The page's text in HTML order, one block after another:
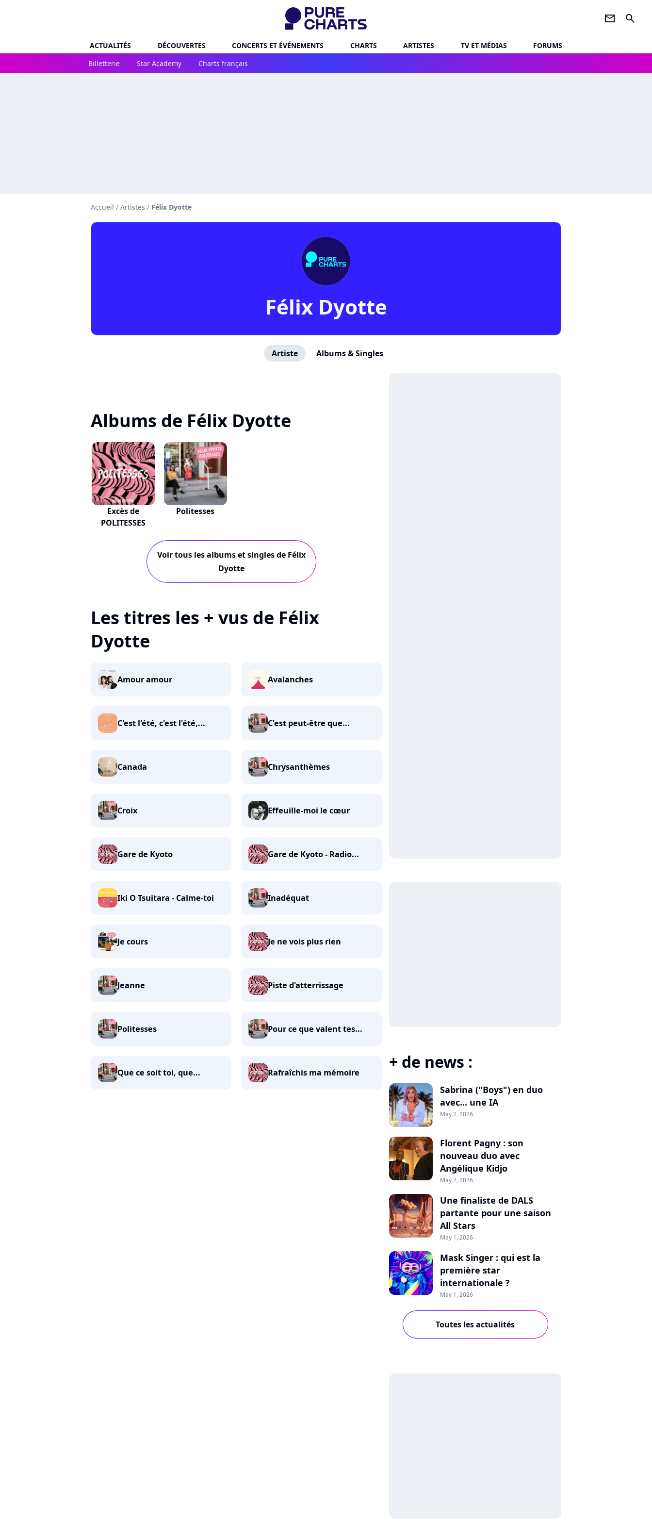
newsletter search
ACTUALITÉS DÉCOUVERTES CONCERTS ET ÉVÉNEMENTS CHARTS ARTISTES TV ET MÉDIAS
FORUMS
Billetterie
Star Academy Charts français
Accueil / Artistes / Félix Dyotte
Félix Dyotte
Artiste Albums & Singles
Albums de Félix Dyotte
Excès de
POLITESSES
Politesses
Voir tous les albums et singles de Félix
Dyotte
Les titres les + vus de Félix
Dyotte
Amour amour Avalanches
C'est l'été, c'est l'été,... C'est peut-être que...
Canada Chrysanthèmes
Croix Effeuille-moi le cœur
Gare de Kyoto Gare de Kyoto - Radio...
Iki O Tsuitara - Calme-toi Inadéquat
Je cours Je ne vois plus rien
Jeanne Piste d'atterrissage
Politesses Pour ce que valent tes...
Que ce soit toi, que... Rafraîchis ma mémoire
+ de news :
Sabrina ("Boys") en duo
avec... une IA
May 2, 2026
Florent Pagny : son
nouveau duo avec
Angélique Kidjo
May 2, 2026
Une finaliste de DALS
partante pour une saison
All Stars
May 1, 2026
Mask Singer : qui est la
première star
internationale ?
May 1, 2026
Toutes les actualités